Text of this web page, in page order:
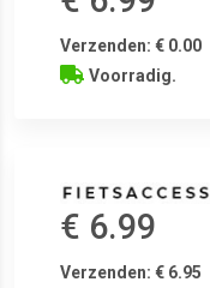
Verzenden: € 0.00
Voorradig.
€ 6.99
Verzenden: € 6.95